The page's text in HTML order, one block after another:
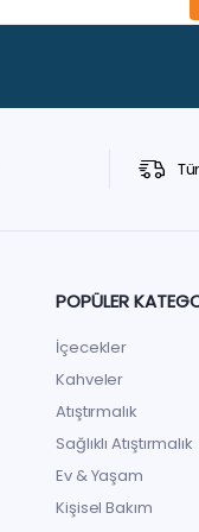
POPÜLER
İçecekler
Kahveler
Atıştırmalık
Sağlıklı Atıştırmalık
Ev & Yaşam
Kişisel Bakım